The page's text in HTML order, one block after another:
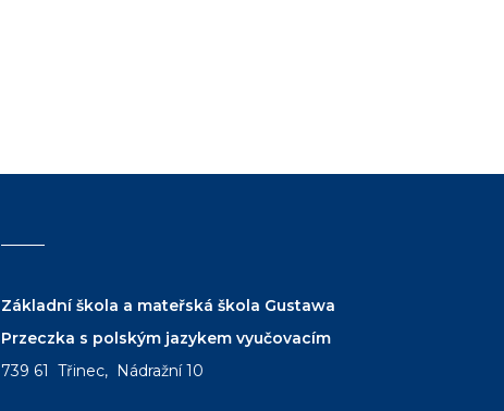
Základní škola a mateřská škola Gustawa
Przeczka s polským jazykem vyučovacím
739 61 Třinec, Nádražní 10